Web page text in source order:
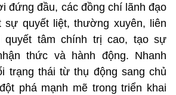
đứng đầu, các đồng chí lãnh đạo
sự quyết liệt, thường xuyên, liên
tâm chính trị cao, tạo sự
thức và hành động. Nhanh
trạng thái từ thụ động sang chủ
phá mạnh mẽ trong triển khai